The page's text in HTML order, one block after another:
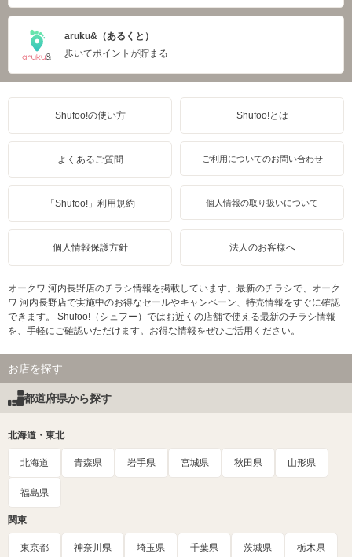
aruku&（あるくと）
歩いてポイントが貯まる
Shufoo!の使い方 Shufoo!とは
よくあるご質問 ご利用についてのお問い合わせ
「Shufoo!」利用規約 個人情報の取り扱いについて
個人情報保護方針 法人のお客様へ
オークワ 河内長野店のチラシ情報を掲載しています。最新のチラシで、オーク
ワ 河内長野店で実施中のお得なセールやキャンペーン、特売情報をすぐに確認
できます。 Shufoo!（シュフー）ではお近くの店舗で使える最新のチラシ情報
を、手軽にご確認いただけます。お得な情報をぜひご活用ください。
お店を探す
都道府県から探す
北海道・東北
北海道 青森県 岩手県 宮城県 秋田県 山形県
福島県
関東
東京都 神奈川県 埼玉県 千葉県 茨城県 栃木県